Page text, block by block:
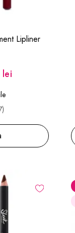
Lipliner